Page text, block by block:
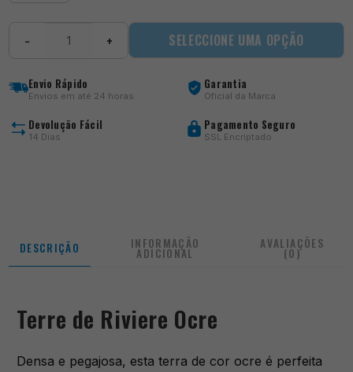
Riviere
Ocre
− + SELECCIONE UMA OPÇÃO
Envio Rápido
Envios em até 24 horas
Garantia
Oficial da Marca
Devolução Fácil
14 Dias
Pagamento Seguro
SSL Encriptado
DESCRIÇÃO INFORMAÇÃO
ADICIONAL
AVALIAÇÕES
(0)
Terre de Riviere Ocre
Densa e pegajosa, esta terra de cor ocre é perfeita